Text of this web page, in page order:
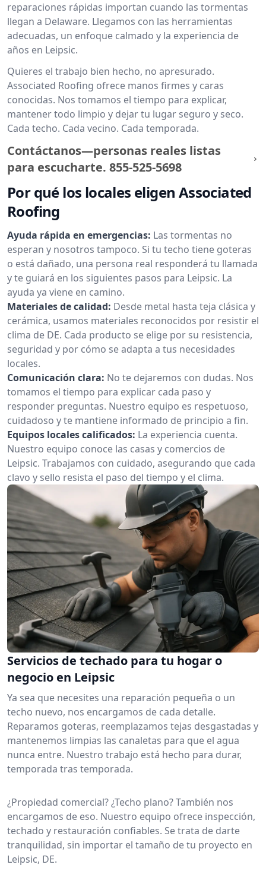
reparaciones rápidas importan cuando las tormentas
llegan a Delaware. Llegamos con las herramientas
adecuadas, un enfoque calmado y la experiencia de
años en Leipsic.
Quieres el trabajo bien hecho, no apresurado.
Associated Roofing ofrece manos firmes y caras
conocidas. Nos tomamos el tiempo para explicar,
mantener todo limpio y dejar tu lugar seguro y seco.
Cada techo. Cada vecino. Cada temporada.
Contáctanos—personas reales listas
para escucharte. 855-525-5698
Por qué los locales eligen Associated
Roofing
Ayuda rápida en emergencias: Las tormentas no
esperan y nosotros tampoco. Si tu techo tiene goteras
o está dañado, una persona real responderá tu llamada
y te guiará en los siguientes pasos para Leipsic. La
ayuda ya viene en camino.
Materiales de calidad: Desde metal hasta teja clásica y
cerámica, usamos materiales reconocidos por resistir el
clima de DE. Cada producto se elige por su resistencia,
seguridad y por cómo se adapta a tus necesidades
locales.
Comunicación clara: No te dejaremos con dudas. Nos
tomamos el tiempo para explicar cada paso y
responder preguntas. Nuestro equipo es respetuoso,
cuidadoso y te mantiene informado de principio a fin.
Equipos locales calificados: La experiencia cuenta.
Nuestro equipo conoce las casas y comercios de
Leipsic. Trabajamos con cuidado, asegurando que cada
clavo y sello resista el paso del tiempo y el clima.
Servicios de techado para tu hogar o
negocio en Leipsic
Ya sea que necesites una reparación pequeña o un
techo nuevo, nos encargamos de cada detalle.
Reparamos goteras, reemplazamos tejas desgastadas y
mantenemos limpias las canaletas para que el agua
nunca entre. Nuestro trabajo está hecho para durar,
temporada tras temporada.
¿Propiedad comercial? ¿Techo plano? También nos
encargamos de eso. Nuestro equipo ofrece inspección,
techado y restauración confiables. Se trata de darte
tranquilidad, sin importar el tamaño de tu proyecto en
Leipsic, DE.